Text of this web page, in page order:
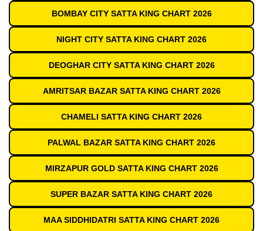
BOMBAY CITY SATTA KING CHART 2026
NIGHT CITY SATTA KING CHART 2026
DEOGHAR CITY SATTA KING CHART 2026
AMRITSAR BAZAR SATTA KING CHART 2026
CHAMELI SATTA KING CHART 2026
PALWAL BAZAR SATTA KING CHART 2026
MIRZAPUR GOLD SATTA KING CHART 2026
SUPER BAZAR SATTA KING CHART 2026
MAA SIDDHIDATRI SATTA KING CHART 2026